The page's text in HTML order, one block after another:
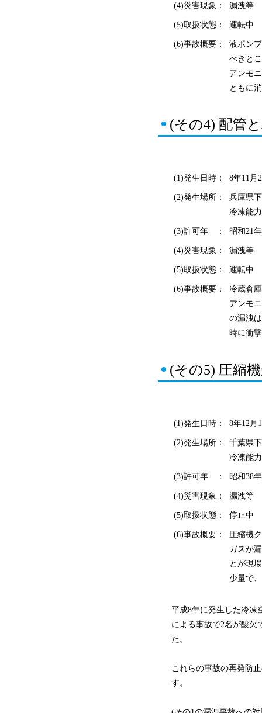
(4)災害現象： 漏洩等
(5)取扱状態： 運転中
(6)事故概要：
液ポン
べきと
アンモ
ともに
(その4) 配管
(1)発生日時： 8年11月
(2)発生場所：
兵庫県
冷凍能
(3)許可年 ： 昭和21年
(4)災害現象： 漏洩等
(5)取扱状態： 運転中
(6)事故概要：
冷蔵倉
アンモ
の漏洩
時に衝
(その5) 圧縮
(1)発生日時： 8年12月
(2)発生場所：
千葉県
冷凍能
(3)許可年 ： 昭和38年
(4)災害現象： 漏洩等
(5)取扱状態： 停止中
(6)事故概要：
圧縮機
ガスが
とが現
少量で
平成8年に発生した冷凍
による事故で2名が酸欠
た。
これらの事故の再発防
す。